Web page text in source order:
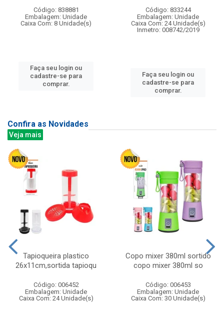
Código: 838881
Embalagem: Unidade
Caixa Com: 8 Unidade(s)
Faça seu login ou
cadastre-se para
comprar.
Código: 833244
Embalagem: Unidade
Caixa Com: 24 Unidade(s)
Inmetro: 008742/2019
Faça seu login ou
cadastre-se para
comprar.
Confira as Novidades
Veja mais
Tapioqueira plastico
26x11cm,sortida tapioqu
Código: 006452
Embalagem: Unidade
Caixa Com: 24 Unidade(s)
Copo mixer 380ml sortido
copo mixer 380ml so
Código: 006453
Embalagem: Unidade
Caixa Com: 30 Unidade(s)